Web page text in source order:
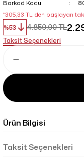
Barkod Kodu
*305,33 TL den başlayan
%53
4.850,00 TL
Taksit Seçenekleri
Ürün Bilgisi
Taksit Seçenekleri